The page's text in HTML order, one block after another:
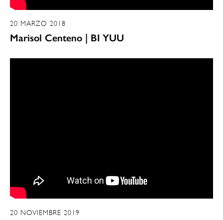
20 MARZO 2018
Marisol Centeno | BI YUU
20 NOVIEMBRE 2019